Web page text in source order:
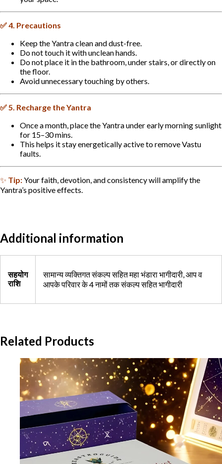
✅4. Precautions
Keep the Yantra clean and dust-free.
Do not touch it with unclean hands.
Do not place it in the bathroom, under stairs, or directly on
the floor.
Avoid unnecessary touching by others.
✅ 5. Recharge the Yantra
Once a month, place the Yantra under early morning sunlight
for 15–30 mins.
This helps it stay energetically active to remove Vastu
faults.
✨ Tip:Your faith, devotion, and consistency will amplify the
Yantra’s positive effects.
Additional information
सहयोग
राशि
सामान्य व्यक्तिगत संकल्प सहित महा भंडारा भागीदारी, आप व
आपके परिवार के 4 नामों तक संकल्प सहित भागीदारी
Related Products